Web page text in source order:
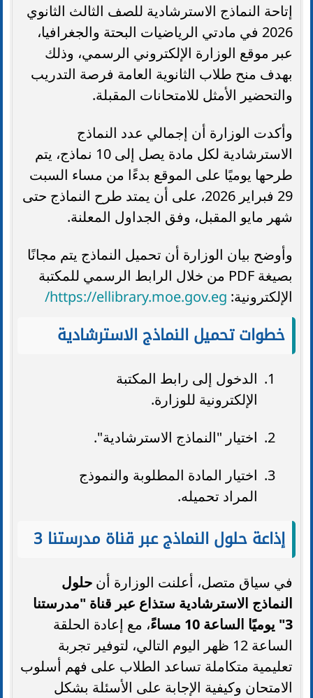
إتاحة النماذج الاسترشادية للصف الثالث الثانوي
2026 في مادتي الرياضيات البحتة والجغرافيا،
عبر موقع الوزارة الإلكتروني الرسمي، وذلك
بهدف منح طلاب الثانوية العامة فرصة التدريب
والتحضير الأمثل للامتحانات المقبلة.
وأكدت الوزارة أن إجمالي عدد النماذج
الاسترشادية لكل مادة يصل إلى 10 نماذج، يتم
طرحها يوميًا على الموقع بدءًا من مساء السبت
29 فبراير 2026، على أن يمتد طرح النماذج حتى
شهر مايو المقبل، وفق الجداول المعلنة.
وأوضح بيان الوزارة أن تحميل النماذج يتم مجانًا
بصيغة PDF من خلال الرابط الرسمي للمكتبة
الإلكترونية: https://ellibrary.moe.gov.eg/
خطوات تحميل النماذج الاسترشادية
الدخول إلى رابط المكتبة
الإلكترونية للوزارة.
اختيار "النماذج الاسترشادية".
اختيار المادة المطلوبة والنموذج
المراد تحميله.
إذاعة حلول النماذج عبر قناة مدرستنا 3
في سياق متصل، أعلنت الوزارة أن حلول
النماذج الاسترشادية ستذاع عبر قناة "مدرستنا
3" يوميًا الساعة 10 مساءً
، مع إعادة الحلقة
الساعة 12 ظهر اليوم التالي، لتوفير تجربة
تعليمية متكاملة تساعد الطلاب على فهم أسلوب
الامتحان وكيفية الإجابة على الأسئلة بشكل